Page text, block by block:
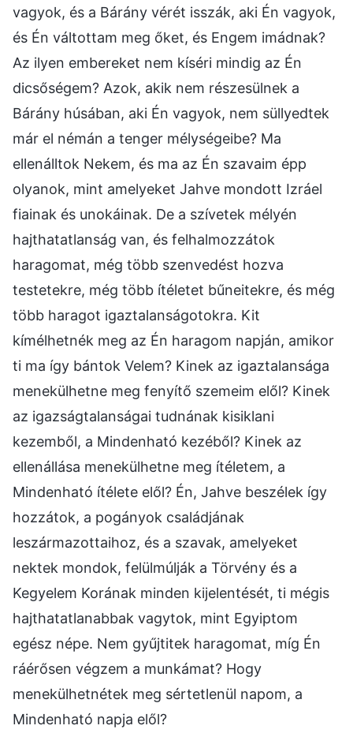
vagyok, és a Bárány vérét isszák, aki Én vagyok,
és Én váltottam meg őket, és Engem imádnak?
Az ilyen embereket nem kíséri mindig az Én
dicsőségem? Azok, akik nem részesülnek a
Bárány húsában, aki Én vagyok, nem süllyedtek
már el némán a tenger mélységeibe? Ma
ellenálltok Nekem, és ma az Én szavaim épp
olyanok, mint amelyeket Jahve mondott Izráel
fiainak és unokáinak. De a szívetek mélyén
hajthatatlanság van, és felhalmozzátok
haragomat, még több szenvedést hozva
testetekre, még több ítéletet bűneitekre, és még
több haragot igaztalanságotokra. Kit
kímélhetnék meg az Én haragom napján, amikor
ti ma így bántok Velem? Kinek az igaztalansága
menekülhetne meg fenyítő szemeim elől? Kinek
az igazságtalanságai tudnának kisiklani
kezemből, a Mindenható kezéből? Kinek az
ellenállása menekülhetne meg ítéletem, a
Mindenható ítélete elől? Én, Jahve beszélek így
hozzátok, a pogányok családjának
leszármazottaihoz, és a szavak, amelyeket
nektek mondok, felülmúlják a Törvény és a
Kegyelem Korának minden kijelentését, ti mégis
hajthatatlanabbak vagytok, mint Egyiptom
egész népe. Nem gyűjtitek haragomat, míg Én
ráérősen végzem a munkámat? Hogy
menekülhetnétek meg sértetlenül napom, a
Mindenható napja elől?